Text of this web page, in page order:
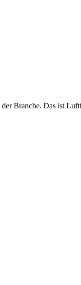
Branche. Das ist